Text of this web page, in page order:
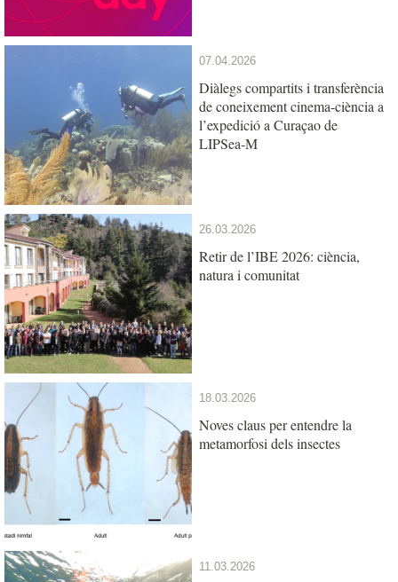
07.04.2026
Diàlegs compartits i transferència
de coneixement cinema-ciència a
l’expedició a Curaçao de
LIPSea-M
26.03.2026
Retir de l’IBE 2026: ciència,
natura i comunitat
18.03.2026
Noves claus per entendre la
metamorfosi dels insectes
11.03.2026